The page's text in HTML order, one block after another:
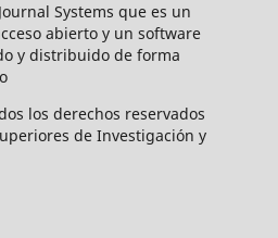
Systems que es un
abierto y un software
y distribuido de forma
los derechos reservados
de Investigación y